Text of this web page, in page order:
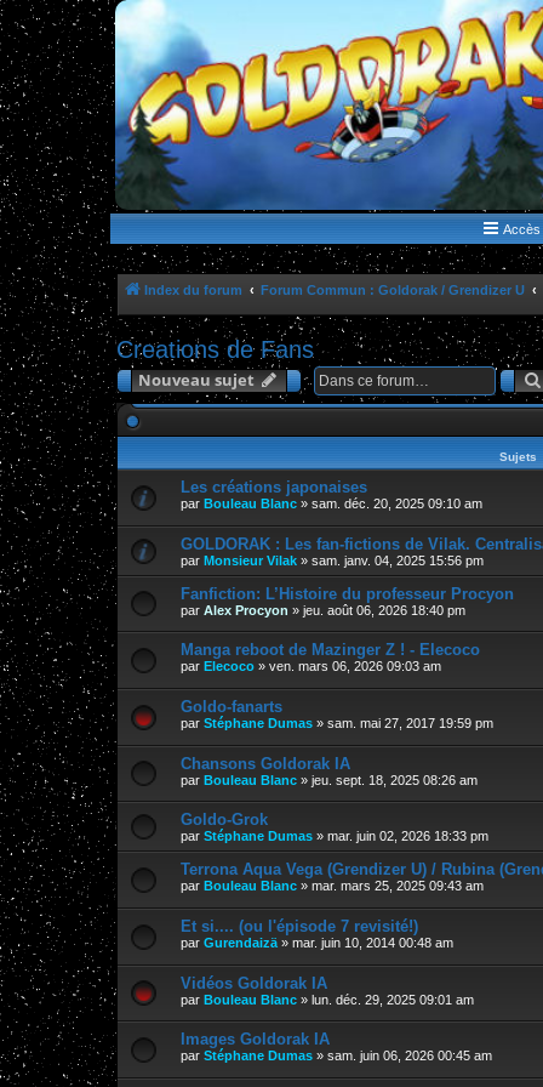
WWW.GOLDORAKGO.COM
le site de la Lune Rouge
Accès
Index du forum Forum Commun : Goldorak / Grendizer U
Creations de Fans
Nouveau sujet
Sujets
Les créations japonaises
par Bouleau Blanc » sam. déc. 20, 2025 09:10 am
GOLDORAK : Les fan-fictions de Vilak.
par Monsieur Vilak » sam. janv. 04, 2025 15:56 pm
Fanfiction: L’Histoire du professeur Procyon
par Alex Procyon » jeu. août 06, 2026 18:40 pm
Manga reboot de Mazinger Z ! - Elecoco
par Elecoco » ven. mars 06, 2026 09:03 am
Goldo-fanarts
par Stéphane Dumas » sam. mai 27, 2017 19:59 pm
Chansons Goldorak IA
par Bouleau Blanc » jeu. sept. 18, 2025 08:26 am
Goldo-Grok
par Stéphane Dumas » mar. juin 02, 2026 18:33 pm
Terrona Aqua Vega (Grendizer U) / Rubina
par Bouleau Blanc » mar. mars 25, 2025 09:43 am
Et si.... (ou l'épisode 7 revisité!)
par Gurendaizä » mar. juin 10, 2014 00:48 am
Vidéos Goldorak IA
par Bouleau Blanc » lun. déc. 29, 2025 09:01 am
Images Goldorak IA
par Stéphane Dumas » sam. juin 06, 2026 00:45 am